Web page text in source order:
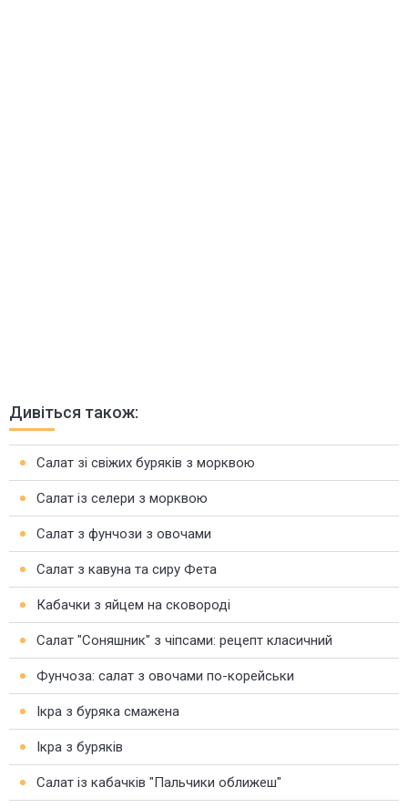
Дивіться також:
Салат зі свіжих буряків з морквою
Салат із селери з морквою
Салат з фунчози з овочами
Салат з кавуна та сиру Фета
Кабачки з яйцем на сковороді
Салат "Соняшник" з чіпсами: рецепт класичний
Фунчоза: салат з овочами по-корейськи
Ікра з буряка смажена
Ікра з буряків
Салат із кабачків "Пальчики оближеш"